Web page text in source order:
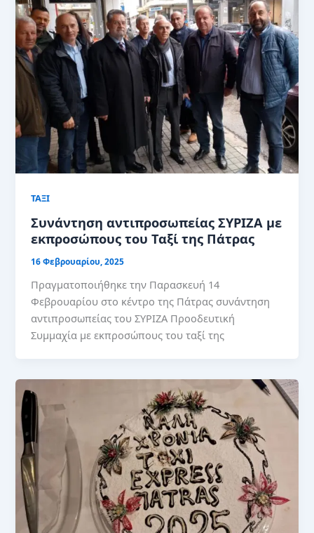
ΤΑΞΙ
Συνάντηση αντιπροσωπείας ΣΥΡΙΖΑ με
εκπροσώπους του Ταξί της Πάτρας
16 Φεβρουαρίου, 2025
Πραγματοποιήθηκε την Παρασκευή 14
Φεβρουαρίου στο κέντρο της Πάτρας συνάντηση
αντιπροσωπείας του ΣΥΡΙΖΑ Προοδευτική
Συμμαχία με εκπροσώπους του ταξί της